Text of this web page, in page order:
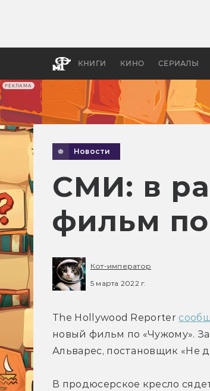
РЕКЛАМА
КНИГИ КИНО СЕРИАЛЫ
Новости
СМИ: в
фильм
Кот-император
5 марта 2022 г.
The Hollywood Reporter
новый фильм по «Чужому».
Альварес, постановщик «Не
В продюсерское кресло